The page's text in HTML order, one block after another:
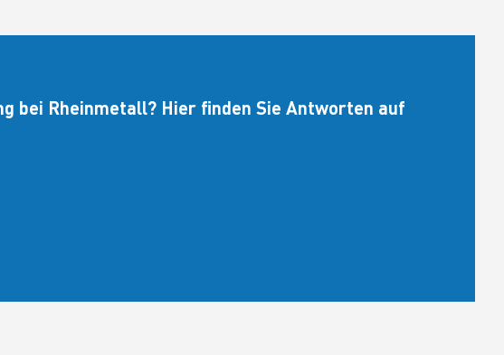
bei Rheinmetall? Hier finden Sie Antworten auf